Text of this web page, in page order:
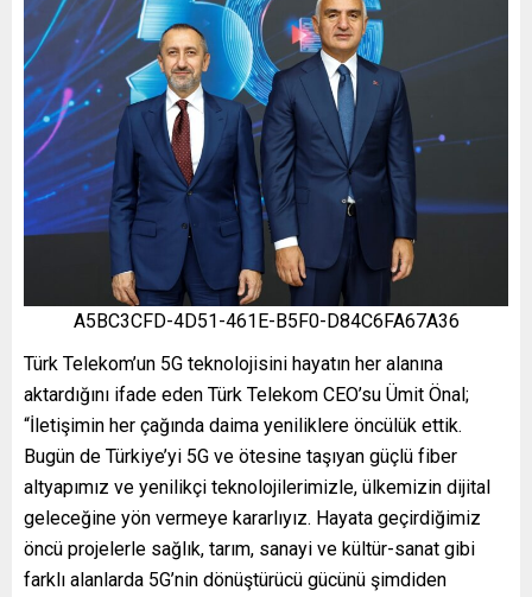
A5BC3CFD-4D51-461E-B5F0-D84C6FA67A36
Türk Telekom’un 5G teknolojisini hayatın her alanına
aktardığını ifade eden Türk Telekom CEO’su Ümit Önal;
“İletişimin her çağında daima yeniliklere öncülük ettik.
Bugün de Türkiye’yi 5G ve ötesine taşıyan güçlü fiber
altyapımız ve yenilikçi teknolojilerimizle, ülkemizin dijital
geleceğine yön vermeye kararlıyız. Hayata geçirdiğimiz
öncü projelerle sağlık, tarım, sanayi ve kültür-sanat gibi
farklı alanlarda 5G’nin dönüştürücü gücünü şimdiden